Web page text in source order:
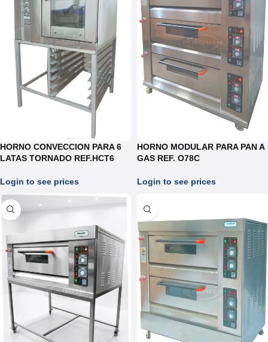
HORNO CONVECCION PARA 6
LATAS TORNADO REF.HCT6
Login to see prices
HORNO MODULAR PARA PAN A
GAS REF. O78C
Login to see prices